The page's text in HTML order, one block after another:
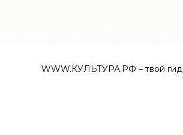
WWW.КУЛЬТУРА.РФ – твой гид